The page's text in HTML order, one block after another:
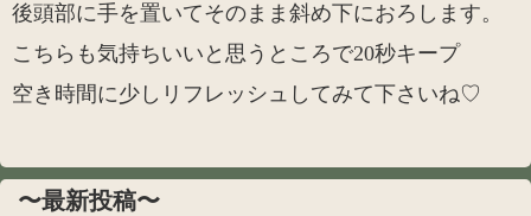
後頭部に手を置いてそのまま斜め下におろします。
こちらも気持ちいいと思うところで20秒キープ
空き時間に少しリフレッシュしてみて下さいね♡
〜最新投稿〜